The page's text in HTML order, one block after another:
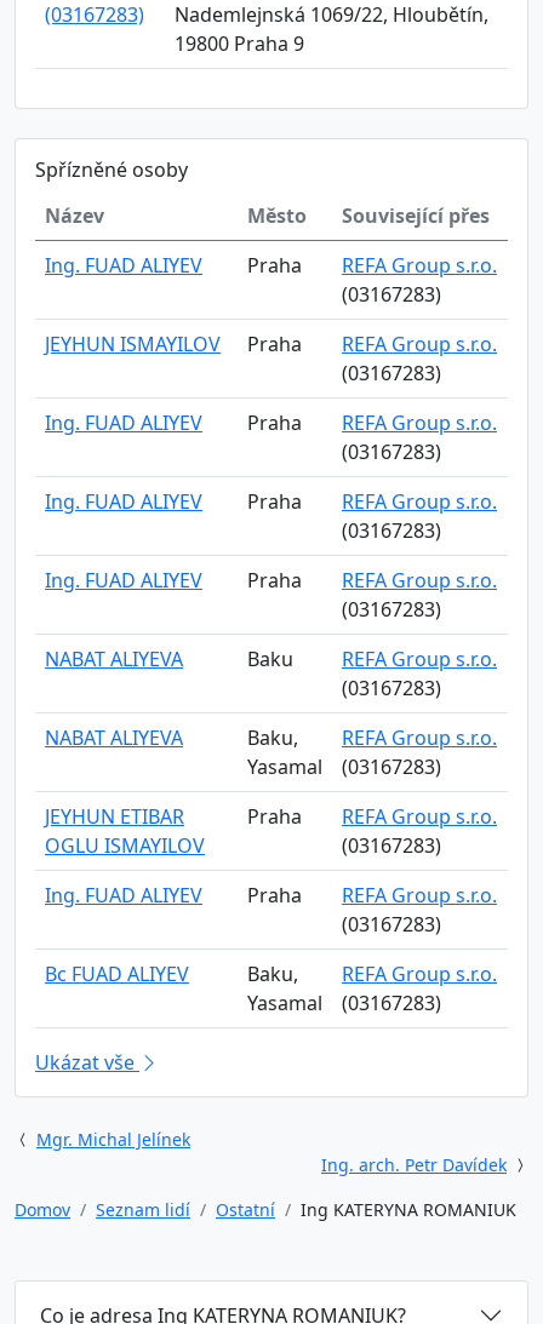
(03167283)
Nademlejnská 1069/22, Hloubětín,
19800 Praha 9
Spřízněné osoby
Název
Město
Související přes
Ing. FUAD ALIYEV
Praha
REFA Group s.r.o.
(03167283)
JEYHUN ISMAYILOV
Praha
REFA Group s.r.o.
(03167283)
Ing. FUAD ALIYEV
Praha
REFA Group s.r.o.
(03167283)
Ing. FUAD ALIYEV
Praha
REFA Group s.r.o.
(03167283)
Ing. FUAD ALIYEV
Praha
REFA Group s.r.o.
(03167283)
NABAT ALIYEVA
Baku
REFA Group s.r.o.
(03167283)
NABAT ALIYEVA
Baku,
Yasamal
REFA Group s.r.o.
(03167283)
JEYHUN ETIBAR
OGLU ISMAYILOV
Praha
REFA Group s.r.o.
(03167283)
Ing. FUAD ALIYEV
Praha
REFA Group s.r.o.
(03167283)
Bc FUAD ALIYEV
Baku,
Yasamal
REFA Group s.r.o.
(03167283)
Ukázat vše
Mgr. Michal Jelínek
Ing. arch. Petr Davídek
Domov
Seznam lidí Ostatní Ing KATERYNA ROMANIUK
Co je adresa Ing KATERYNA ROMANIUK?